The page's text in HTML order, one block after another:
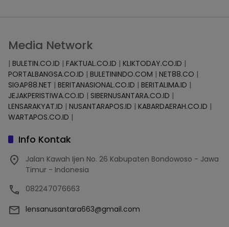
Media Network
| BULETIN.CO.ID | FAKTUAL.CO.ID | KLIKTODAY.CO.ID |
PORTALBANGSA.CO.ID | BULETININDO.COM | NET88.CO |
SIGAP88.NET | BERITANASIONAL.CO.ID | BERITALIMA.ID |
JEJAKPERISTIWA.CO.ID | SIBERNUSANTARA.CO.ID |
LENSARAKYAT.ID | NUSANTARAPOS.ID | KABARDAERAH.CO.ID |
WARTAPOS.CO.ID |
Info Kontak
Jalan Kawah Ijen No. 26 Kabupaten Bondowoso - Jawa
Timur - Indonesia
082247076663
lensanusantara663@gmail.com